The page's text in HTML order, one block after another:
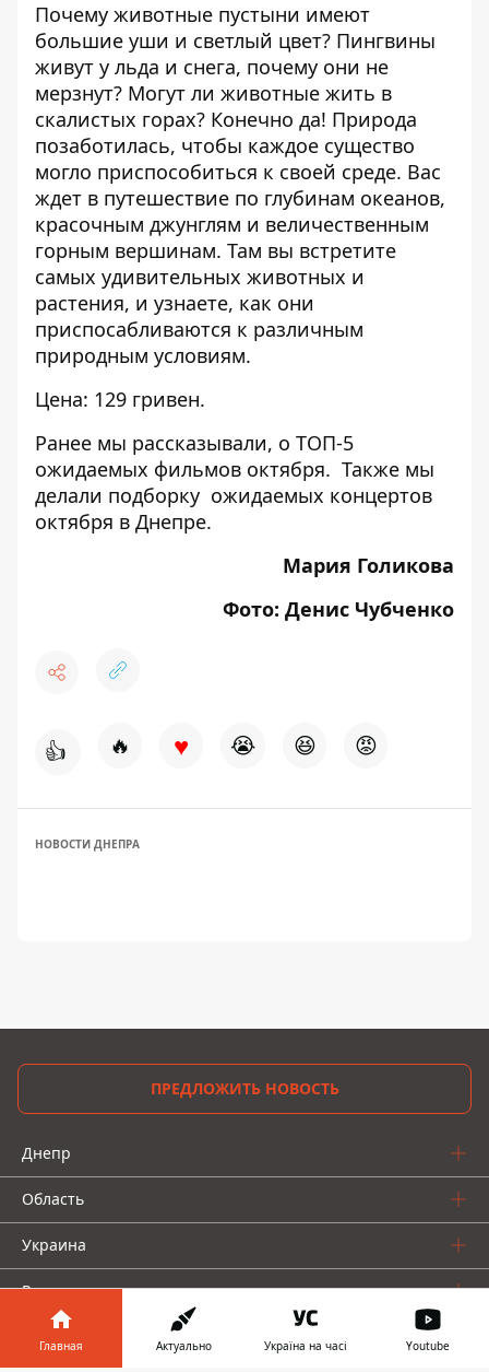
Почему животные пустыни имеют
большие уши и светлый цвет? Пингвины
живут у льда и снега, почему они не
мерзнут? Могут ли животные жить в
скалистых горах? Конечно да! Природа
позаботилась, чтобы каждое существо
могло приспособиться к своей среде. Вас
ждет в путешествие по глубинам океанов,
красочным джунглям и величественным
горным вершинам. Там вы встретите
самых удивительных животных и
растения, и узнаете, как они
приспосабливаются к различным
природным условиям.
Цена: 129 гривен.
Ранее мы рассказывали, о ТОП-5
ожидаемых фильмов октября. Также мы
делали подборку ожидаемых концертов
октября в Днепре.
Мария Голикова
Фото: Денис Чубченко
👍 🔥 ♥ 😭 😆 😡
НОВОСТИ ДНЕПРА
ПРЕДЛОЖИТЬ НОВОСТЬ
Днепр
Область
Украина
Реклама
Пресс-релизы
Главная Актуально Україна на часі Youtube